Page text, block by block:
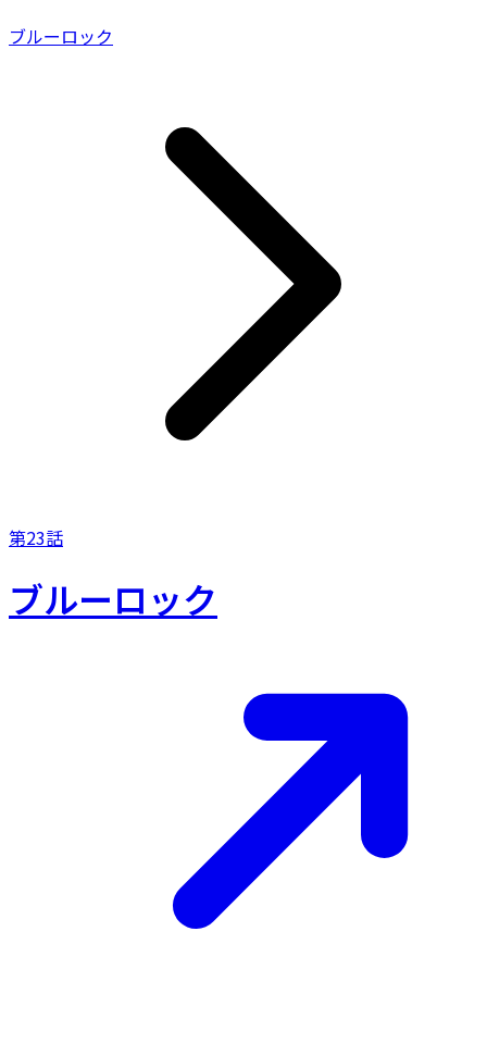
ブルーロック
第23話
ブルーロック